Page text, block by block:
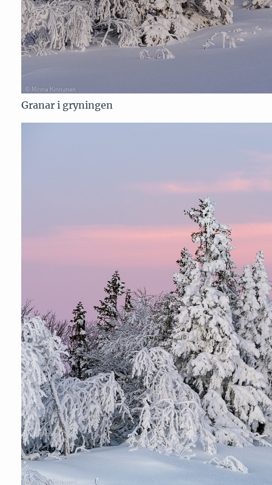
Granar i gryningen